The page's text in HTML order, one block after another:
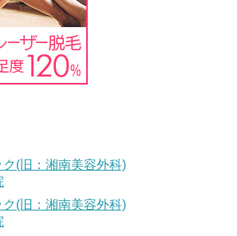
(旧：湘南美容外科)
(旧：湘南美容外科)